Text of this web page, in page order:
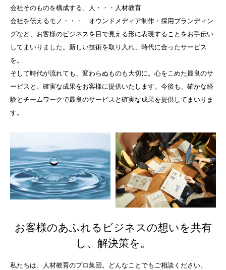
会社そのものを構成する、人・・・人材教育
会社を伝えるモノ・・・ オウンドメディア制作・採用ブランディン
グなど、お客様のビジネスを目で見える形に表現することをお手伝い
してまいりました。新しい技術を取り入れ、時代に合ったサービス
を。
そして時代が流れても、変わらぬものも大切に。心をこめた最良のサ
ービスと、確実な成果をお客様に提供いたします。今後も、確かな経
験とチームワークで最良のサービスと確実な成果を提供してまいりま
す。
お客様のあふれるビジネスの想いを共有
し、解決策を。
私たちは、人材教育のプロ集団。どんなことでもご相談ください。